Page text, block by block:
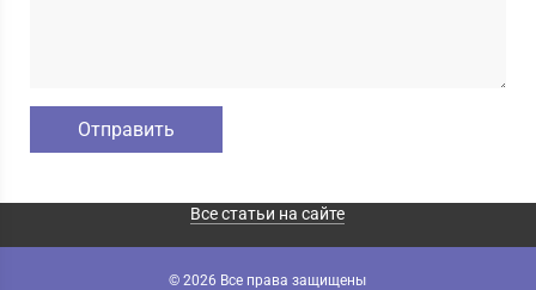
Все статьи на сайте
© 2026 Все права защищены